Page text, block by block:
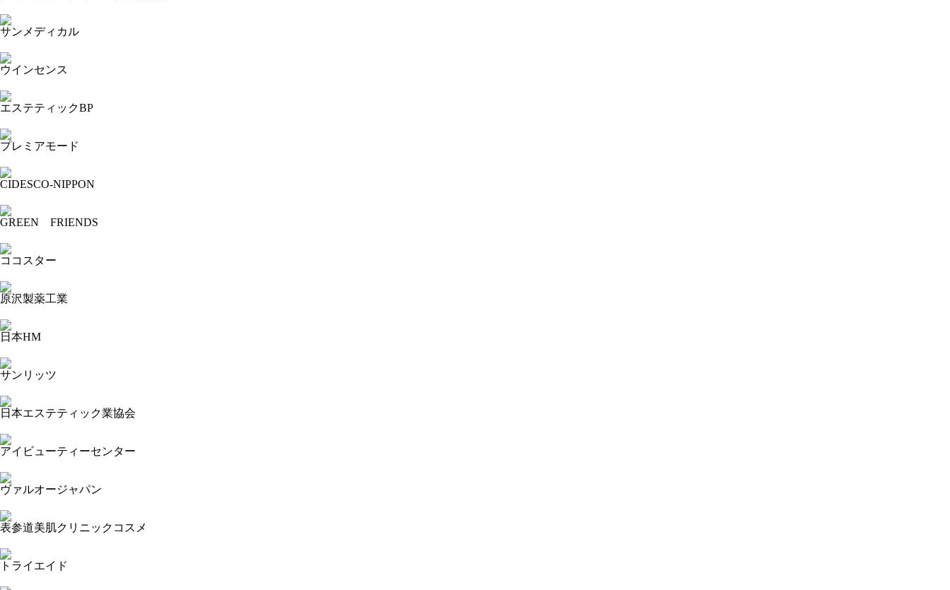
サンメディカル
ウインセンス
エステティックBP
プレミアモード
CIDESCO-NIPPON
GREEN FRIENDS
ココスター
原沢製薬工業
日本HM
サンリッツ
日本エステティック業協会
アイビューティーセンター
ヴァルオージャパン
表参道美肌クリニックコスメ
トライエイド